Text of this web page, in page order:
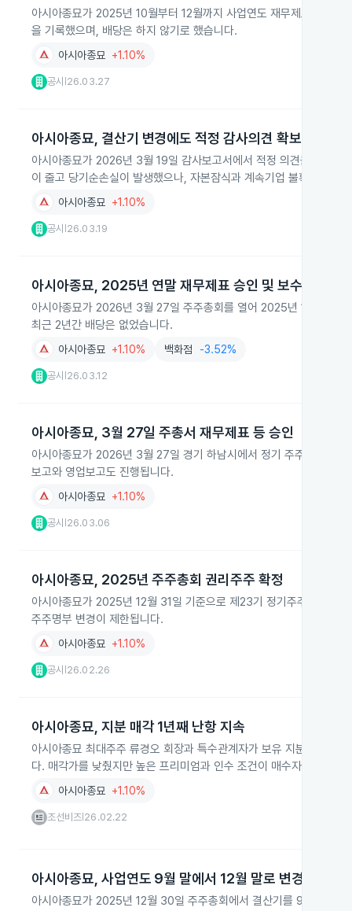
아시아종묘가 2025년 10월부터 12월까지 사업연도 재무제표를 승
을 기록했으며, 배당은 하지 않기로 했습니다.
아시아종묘 +1.10%
공시 26.03.27
아시아종묘, 결산기 변경에도 적정 감사의견 확보
아시아종묘가 2026년 3월 19일 감사보고서에서 적정 의견을 받았
이 줄고 당기순손실이 발생했으나, 자본잠식과 계속기업 불확실성은
아시아종묘 +1.10%
공시 26.03.19
아시아종묘, 2025년 연말 재무제표 승인 및 보수한도 확
아시아종묘가 2026년 3월 27일 주주총회를 열어 2025년 10월부터
최근 2년간 배당은 없었습니다.
아시아종묘 +1.10% 백화점 -3.52%
공시 26.03.12
아시아종묘, 3월 27일 주총서 재무제표 등 승인
아시아종묘가 2026년 3월 27일 경기 하남시에서 정기 주주총회를
보고와 영업보고도 진행됩니다.
아시아종묘 +1.10%
공시 26.03.06
아시아종묘, 2025년 주주총회 권리주주 확정
아시아종묘가 2025년 12월 31일 기준으로 제23기 정기주주총회 권
주주명부 변경이 제한됩니다.
아시아종묘 +1.10%
공시 26.02.26
아시아종묘, 지분 매각 1년째 난항 지속
아시아종묘 최대주주 류경오 회장과 특수관계자가 보유 지분 매각을
다. 매각가를 낮췄지만 높은 프리미엄과 인수 조건이 매수자 유입을
아시아종묘 +1.10%
조선비즈 26.02.22
아시아종묘, 사업연도 9월 말에서 12월 말로 변경 결정
아시아종묘가 2025년 12월 30일 주주총회에서 결산기를 9월 말에